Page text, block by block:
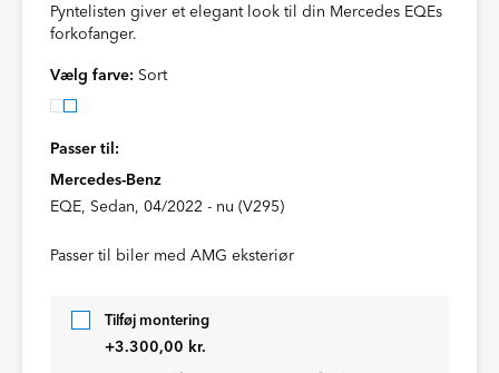
Pyntelisten giver et elegant look til din Mercedes EQEs
forkofanger.
Vælg farve: Sort
Passer til:
Mercedes-Benz
EQE, Sedan, 04/2022 - nu (V295)
Passer til biler med AMG eksteriør
Tilføj montering
+3.300,00 kr.